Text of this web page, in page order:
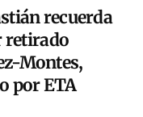
recuerda
retirado
Montes,
por ETA